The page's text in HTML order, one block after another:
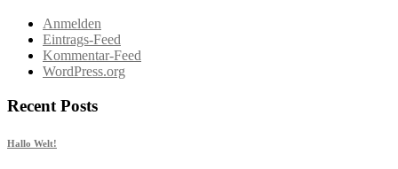
Anmelden
Eintrags-Feed
Kommentar-Feed
WordPress.org
Recent Posts
Hallo Welt!